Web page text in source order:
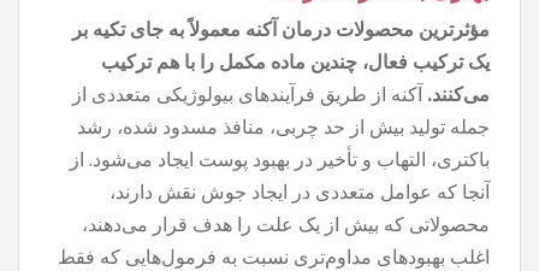
مؤثرترین محصولات درمان آکنه معمولاً به جای تکیه بر
یک ترکیب فعال، چندین ماده مکمل را با هم ترکیب
می‌کنند.آکنه از طریق فرآیندهای بیولوژیکی متعددی از
جمله تولید بیش از حد چربی، منافذ مسدود شده، رشد
باکتری، التهاب و تأخیر در بهبود پوست ایجاد می‌شود. از
آنجا که عوامل متعددی در ایجاد جوش نقش دارند،
محصولاتی که بیش از یک علت را هدف قرار می‌دهند،
اغلب بهبودهای مداوم‌تری نسبت به فرمول‌هایی که فقط